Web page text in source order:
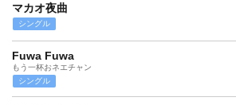
マカオ夜曲
シングル
Fuwa Fuwa
もう一杯おネエチャン
シングル